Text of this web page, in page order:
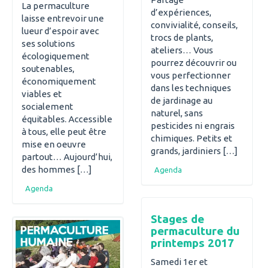
d’expériences,
convivialité, conseils,
trocs de plants,
ateliers… Vous
pourrez découvrir ou
vous perfectionner
dans les techniques
de jardinage au
naturel, sans
pesticides ni engrais
chimiques. Petits et
grands, jardiniers […]
Agenda
La permaculture
laisse entrevoir une
lueur d’espoir avec
ses solutions
écologiquement
soutenables,
économiquement
viables et
socialement
équitables. Accessible
à tous, elle peut être
mise en oeuvre
partout… Aujourd’hui,
des hommes […]
Agenda
Stages de
permaculture du
printemps 2017
Samedi 1er et